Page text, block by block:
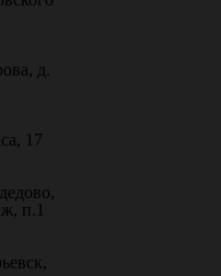
д.
17
п.1